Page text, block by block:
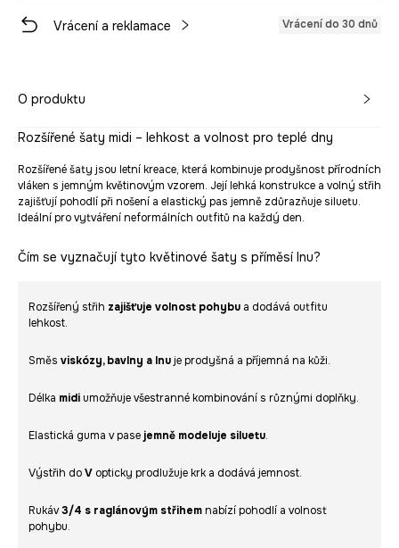
Vrácení a reklamace Vrácení do 30 dnů
O produktu
Rozšířené šaty midi – lehkost a volnost pro teplé dny
Rozšířené šaty jsou letní kreace, která kombinuje prodyšnost přírodních
vláken s jemným květinovým vzorem. Její lehká konstrukce a volný střih
zajišťují pohodlí při nošení a elastický pas jemně zdůrazňuje siluetu.
Ideální pro vytváření neformálních outfitů na každý den.
Čím se vyznačují tyto květinové šaty s příměsí lnu?
Rozšířený střih zajišťuje volnost pohybu a dodává outfitu
lehkost.
Směs viskózy, bavlny a lnuje prodyšná a příjemná na kůži.
Délka midi umožňuje všestranné kombinování s různými doplňky.
Elastická guma v pase jemně modeluje siluetu.
Výstřih doV opticky prodlužuje krk a dodává jemnost.
Rukáv3/4 s raglánovým střihem nabízí pohodlí a volnost
pohybu.